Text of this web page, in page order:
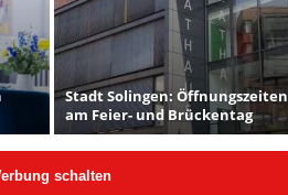
Stadt Solingen: Öffnungszeiten
am Feier- und Brückentag
schalten